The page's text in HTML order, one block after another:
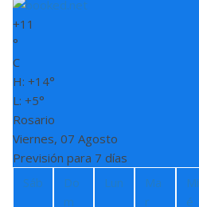
+11
°
C
H: +14°
L: +5°
Rosario
Viernes, 07 Agosto
Previsión para 7 días
Sáb
Do
m
Lun
Ma
r
Mi
é